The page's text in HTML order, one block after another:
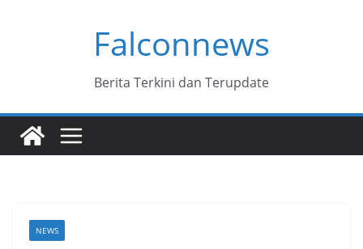
Falconnews
Berita Terkini dan Terupdate
NEWS